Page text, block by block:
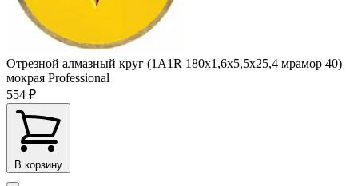
Отрезной алмазный круг (1A1R 180x1,6x5,5x25,4 мрамор 40)
мокрая Professional
554 ₽
В корзину